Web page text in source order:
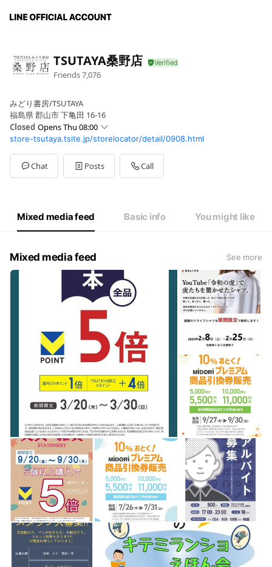
TSUTAYA桑野店
Friends7,076
みどり書房/TSUTAYA
福島県 郡山市 下亀田 16-16
Closed Opens Thu 08:00
Sun08:00 - 23:00
Mon08:00 - 23:00
Tue08:00 - 23:00
Wed08:00 - 23:00
08:00 - 23:00
8:00〜23:00 ※CAFE 8:00〜21:00
store-tsutaya.tsite.jp/storelocator/detail/0908.html
Chat Posts Call
Mixed media feed Basic info You might like
Mixed media feed See more